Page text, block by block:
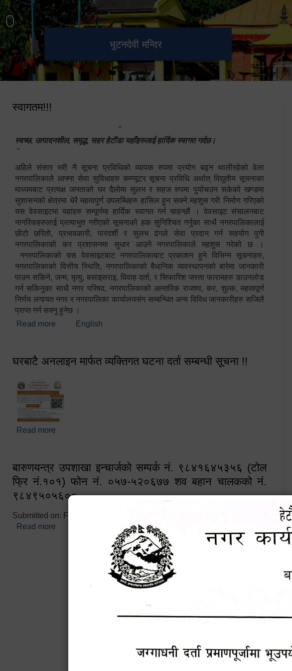
भुटनदेवी मन्दिर
स्मारक
हेटौंडा उपमहानगरपालिका नगर
कार्यपालिकाको कार्यालय
मनकामना डाँडाबाट देखिएको दृश्य
स्वागतम!!!
"
स्वच्छ, उत्पादनशील, समृद्ध, सहर हेटौंडा यहाँहरुलाई हार्दिक स्वागत गर्दछ।
"
अहिले संसार भरी नै सूचना प्रविधिको व्यापक रुपमा प्रयोग बढ्न थालीरहेको वेला
नगरपालिकाले आफ्ना सेवा सुविधाहरु कम्प्यूटर सूचना प्रविधि अर्थात् विद्युतीय सूचनाका
माध्यमबाट प्रत्यक्ष जनताको घर दैलोमा सुलभ र सहज रुपमा पुर्याचउन सकेको खण्डमा
सुशासनको क्षेत्रमा धेरै महत्वपुर्ण उपलब्धिहरु हासिल हुन सक्ने महशुस गरी निर्माण गरिएको
यस वेवसाइटमा यहांहरु सम्पूर्णमा हार्दिक स्वागत गर्न चाहन्छौं । वेवसाइट संचालनबाट
नागरिकहरुलाई प्रत्याभुत गरीएको सूचनाको हक सुनिश्चित गर्नुका साथै नगरपालिकालाई
छीटो छरितो, प्रभावकारी, पारदर्शी र सुलभ ढंगले सेवा प्रदान गर्न सहयोग पुगी
नगरपालिकाको कर प्रशासनमा सुधार आउने नगरपालिकाले महशुस गरेको छ ।
नगरपालिकाको यस वेवसाइटबाट नगरपालिकाबाट प्रकाशन हुने विभिन्न सूचनाहरु,
नगरपालिकाको वित्तीय स्थिति, नगरपालिकाको बैधानिक व्यवस्थापनको बारेमा जानकारी
पाउन सकिने, जन्म, मृत्यु, बसाइसराइ, विवाह दर्ता, र सिफारिश जस्ता फारामहरु डाउनलोड
गर्न सकिनुका साथै नगर परिषद, नगरपालिकाको आन्तरिक राजश्व, कर, शुल्क, महत्वपूर्ण
निर्णय लगायत नगर र नगरपालिका कार्यालयसंग सम्बन्धित अन्य विविध जानकारीहरु सजिलै
प्राप्त गर्न सक्नु हुनेछ ।
Read more about स्वागतम!!!
English
घरबाटै अनलाइन मार्फत व्यक्तिगत घटना दर्ता सम्बन्धी सूचना !!
Read more
बारुणयन्त्र उपशाखा इन्चार्जको सम्पर्क नं. ९८४१६४५३५६ (टोल
फ्रि नं.१०१) फोन नं. ०५७-५२०६७७ शव बहान चालकको नं.
९८४९५०५६००
Submitted on: Fri, 02/25/2022 - 10:50
Read more about बारुणयन्त्र उपशाखा इन्चार्जको सम्पर्क नं. ९८४१६४५३५६ (टोल फ्रि
नं.१०१) फोन नं. ०५७-५२०६७७ शव बहान चालकको नं. ९८४९५०५६००